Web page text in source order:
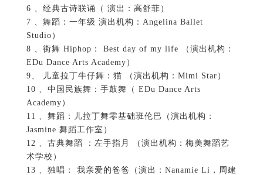
6 、经典古诗联诵（ 演出：高舒菲）
7 、舞蹈：一年级 演出机构：Angelina Ballet
Studio）
8 、街舞 Hiphop： Best day of my life （演出机构：
EDu Dance Arts Academy）
9、 儿童拉丁牛仔舞：猫 （演出机构：Mimi Star）
10 、中国民族舞：手鼓舞（ EDu Dance Arts
Academy）
11 、舞蹈：儿拉丁舞零基础班伦巴（演出机构：
Jasmine 舞蹈工作室）
12 、古典舞蹈 ：左手指月 （演出机构：梅美舞蹈艺
术学校）
13 、独唱： 我亲爱的爸爸（演出：Nanamie Li，周建